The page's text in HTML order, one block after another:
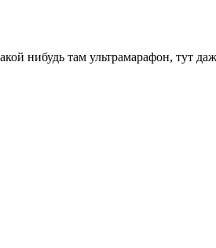
нибудь там ультрамарафон, тут